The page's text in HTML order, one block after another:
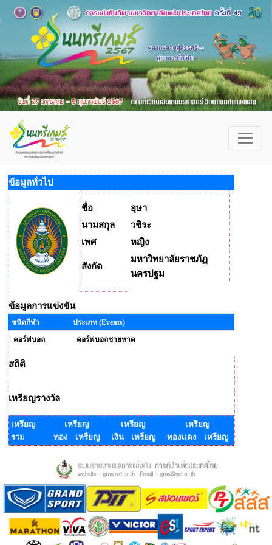
ข้อมูลทั่วไป
ชื่อ
อุษา
นามสกุล
วชิระ
เพศ
หญิง
สังกัด
มหาวิทยาลัยราชภัฏ
นครปฐม
ข้อมูลการแข่งขัน
ชนิดกีฬา
ประเภท (Events)
คอร์ฟบอล
คอร์ฟบอลชายหาด
สถิติ
เหรียญรางวัล
เหรียญ
รวม
เหรียญ
ทอง เหรียญ
เหรียญ
เงิน เหรียญ
เหรียญ
ทองแดง เหรียญ